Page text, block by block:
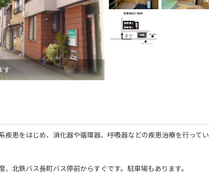
す
患をはじめ、消化器や循環器、呼吸器などの疾患治療を行ってい
北鉄バス長町バス停前からすぐです。駐車場もあります。